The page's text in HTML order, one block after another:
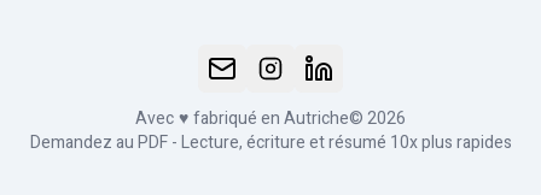
Avec♥fabriqué en Autriche© 2026
Demandez au PDF - Lecture, écriture et résumé 10x plus rapides